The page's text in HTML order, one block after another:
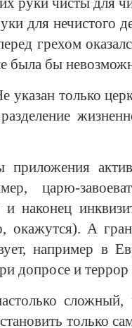
для нечистого
грехом
была бы
указан только
приложения
царю-
наконец
окажутся). А
например в
допросе и террор
сложный,
только